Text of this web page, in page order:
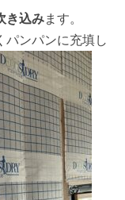
き込みます。
パンパンに充填し